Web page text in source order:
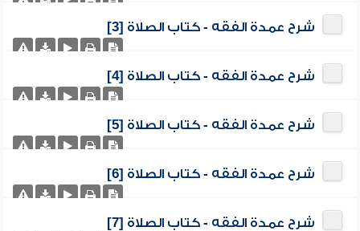
شرح عمدة الفقه - كتاب الصلاة [3]
شرح عمدة الفقه - كتاب الصلاة [4]
شرح عمدة الفقه - كتاب الصلاة [5]
شرح عمدة الفقه - كتاب الصلاة [6]
شرح عمدة الفقه - كتاب الصلاة [7]